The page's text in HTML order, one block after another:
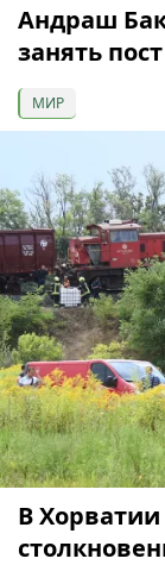
Андраш
занять
МИР
В